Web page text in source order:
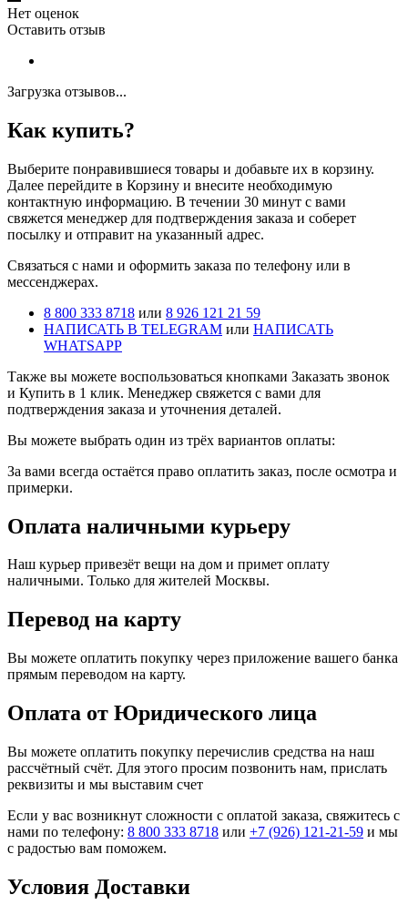
Нет оценок
Оставить отзыв
Загрузка отзывов...
Как купить?
Выберите понравившиеся товары и добавьте их в корзину.
Далее перейдите в Корзину и внесите необходимую
контактную информацию. В течении 30 минут с вами
свяжется менеджер для подтверждения заказа и соберет
посылку и отправит на указанный адрес.
Cвязаться с нами и оформить заказа по телефону или в
мессенджерах.
8 800 333 8718 или 8 926 121 21 59
НАПИСАТЬ В TELEGRAM или НАПИСАТЬ
WHATSAPP
Также вы можете воспользоваться кнопками Заказать звонок
и Купить в 1 клик. Менеджер свяжется с вами для
подтверждения заказа и уточнения деталей.
Вы можете выбрать один из трёх вариантов оплаты:
За вами всегда остаётся право оплатить заказ, после осмотра и
примерки.
Оплата наличными курьеру
Наш курьер привезёт вещи на дом и примет оплату
наличными. Только для жителей Москвы.
Перевод на карту
Вы можете оплатить покупку через приложение вашего банка
прямым переводом на карту.
Оплата от Юридического лица
Вы можете оплатить покупку перечислив средства на наш
рассчётный счёт. Для этого просим позвонить нам, прислать
реквизиты и мы выставим счет
Если у вас возникнут сложности с оплатой заказа, свяжитесь с
нами по телефону: 8 800 333 8718 или +7 (926) 121-21-59 и мы
с радостью вам поможем.
Условия Доставки